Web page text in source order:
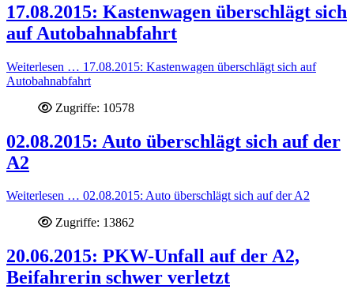
17.08.2015: Kastenwagen überschlägt sich
auf Autobahnabfahrt
Weiterlesen … 17.08.2015: Kastenwagen überschlägt sich auf
Autobahnabfahrt
Zugriffe: 10578
02.08.2015: Auto überschlägt sich auf der
A2
Weiterlesen … 02.08.2015: Auto überschlägt sich auf der A2
Zugriffe: 13862
20.06.2015: PKW-Unfall auf der A2,
Beifahrerin schwer verletzt